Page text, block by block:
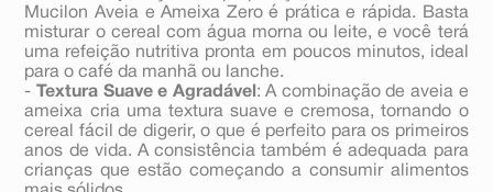
Mucilon Aveia e Ameixa Zero é prática e rápida. Basta
misturar o cereal com água morna ou leite, e você terá
uma refeição nutritiva pronta em poucos minutos, ideal
para o café da manhã ou lanche.
-
Textura Suave e Agradável : A combinação de aveia e
ameixa cria uma textura suave e cremosa, tornando o
cereal fácil de digerir, o que é perfeito para os primeiros
anos de vida. A consistência também é adequada para
crianças que estão começando a consumir alimentos